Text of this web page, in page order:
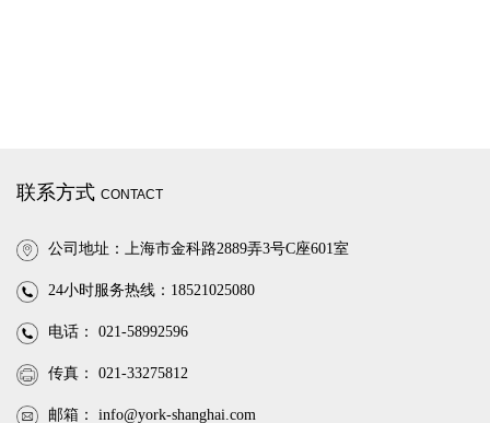
联系方式 CONTACT
公司地址：上海市金科路2889弄3号C座601室
24小时服务热线：18521025080
电话： 021-58992596
传真： 021-33275812
邮箱： info@york-shanghai.com